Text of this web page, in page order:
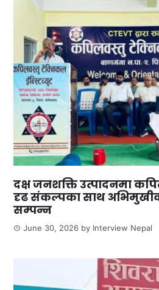
दक्ष जनशक्ति उत्पादनमा
दृढ संकल्पका साथ
सम्पन्न
June 30, 2026 by Interview Nepal